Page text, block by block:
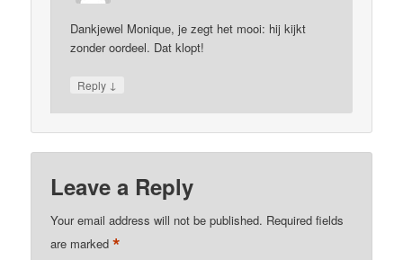
Dankjewel Monique, je zegt het mooi: hij kijkt
zonder oordeel. Dat klopt!
Reply ↓
Leave a Reply
Your email address will not be published. Required fields
are marked*